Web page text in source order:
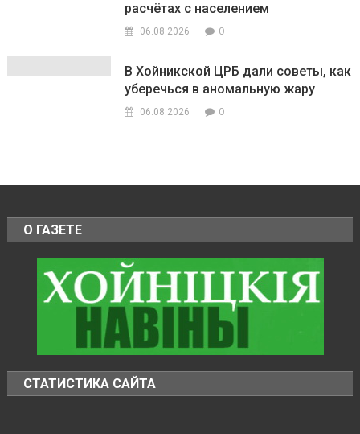
расчётах с населением
06.08.2026 0
В Хойникской ЦРБ дали советы, как
уберечься в аномальную жару
06.08.2026 0
О ГАЗЕТЕ
СТАТИСТИКА САЙТА